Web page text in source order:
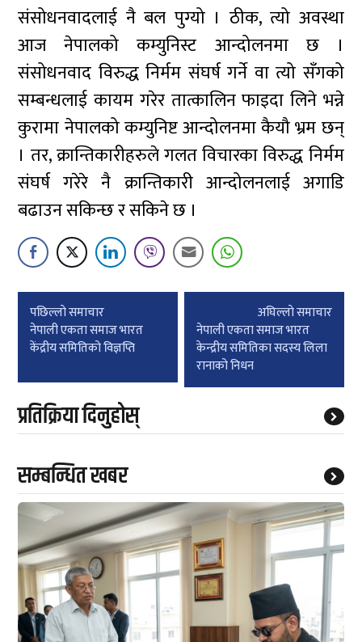
संसोधनवादलाई नै बल पुग्यो । ठीक, त्यो अवस्था
आज नेपालको कम्युनिस्ट आन्दोलनमा छ ।
संसोधनवाद विरुद्ध निर्मम संघर्ष गर्ने वा त्यो सँगको
सम्बन्धलाई कायम गरेर तात्कालिन फाइदा लिने भन्ने
कुरामा नेपालको कम्युनिष्ट आन्दोलनमा कैयौ भ्रम छन्
। तर, क्रान्तिकारीहरुले गलत विचारका विरुद्ध निर्मम
संघर्ष गरेरे नै क्रान्तिकारी आन्दोलनलाई अगाडि
बढाउन सकिन्छ र सकिने छ ।
Post
navigation
पछिल्लाे समाचार
नेपाली एकता समाज भारत
केंद्रीय समितिको विज्ञप्ति
अघिल्लाे समाचार
नेपाली एकता समाज भारत
केन्द्रीय समितिका सदस्य लिला
रानाको निधन
प्रतिक्रिया दिनुहोस्
सम्बन्धित खबर